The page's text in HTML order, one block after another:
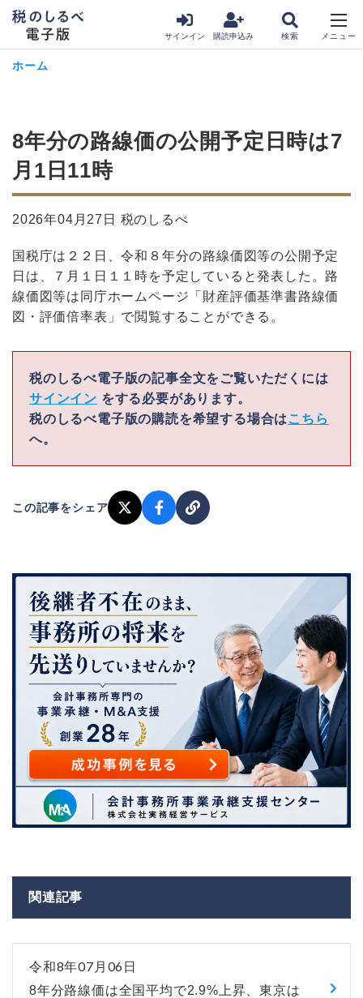
サインイン 購読申込み
ホーム
8年分の路線価の公開予定日時は7
月1日11時
2026年04月27日 税のしるべ
国税庁は２２日、令和８年分の路線価図等の公開予定
日は、７月１日１１時を予定していると発表した。路
線価図等は同庁ホームページ「財産評価基準書路線価
図・評価倍率表」で閲覧することができる。
税のしるべ電子版の記事全文をご覧いただくには
サインイン をする必要があります。
税のしるべ電子版の購読を希望する場合は こちら
へ。
この記事をシェア
関連記事
令和8年07月06日
8年分路線価は全国平均で2.9%上昇、東京は